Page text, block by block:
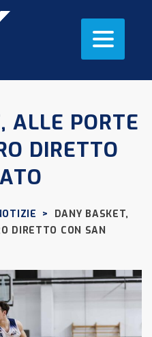
ALLE PORTE
DIRETTO
>
DANY BASKET,
DIRETTO CON SAN